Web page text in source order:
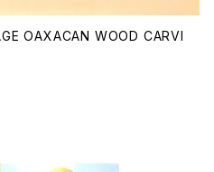
OAXACAN WOOD CARVI